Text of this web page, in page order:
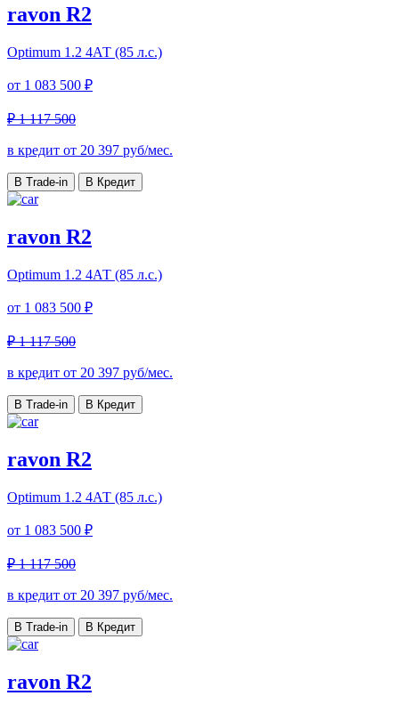
ravon R2
Optimum 1.2 4АТ (85 л.с.)
от 1 083 500 ₽
₽ 1 117 500
в кредит от 20 397 руб/мес.
В Trade-in В Кредит
ravon R2
Optimum 1.2 4АТ (85 л.с.)
от 1 083 500 ₽
₽ 1 117 500
в кредит от 20 397 руб/мес.
В Trade-in В Кредит
ravon R2
Optimum 1.2 4АТ (85 л.с.)
от 1 083 500 ₽
₽ 1 117 500
в кредит от 20 397 руб/мес.
В Trade-in В Кредит
ravon R2